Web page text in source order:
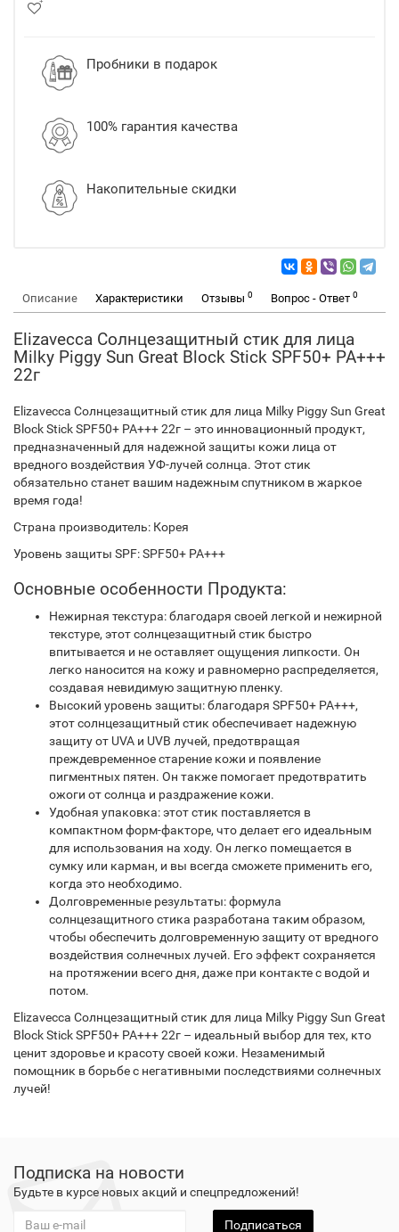
Пробники в подарок
100% гарантия качества
Накопительные скидки
Описание Характеристики Отзывы 0 Вопрос - Ответ 0
Elizavecca Солнцезащитный стик для лица
Milky Piggy Sun Great Block Stick SPF50+ PA+++
22г
Elizavecca Солнцезащитный стик для лица Milky Piggy Sun Great
Block Stick SPF50+ PA+++ 22г – это инновационный продукт,
предназначенный для надежной защиты кожи лица от
вредного воздействия УФ-лучей солнца. Этот стик
обязательно станет вашим надежным спутником в жаркое
время года!
Страна производитель: Корея
Уровень защиты SPF: SPF50+ PA+++
Основные особенности Продукта:
Нежирная текстура: благодаря своей легкой и нежирной
текстуре, этот солнцезащитный стик быстро
впитывается и не оставляет ощущения липкости. Он
легко наносится на кожу и равномерно распределяется,
создавая невидимую защитную пленку.
Высокий уровень защиты: благодаря SPF50+ PA+++,
этот солнцезащитный стик обеспечивает надежную
защиту от UVA и UVB лучей, предотвращая
преждевременное старение кожи и появление
пигментных пятен. Он также помогает предотвратить
ожоги от солнца и раздражение кожи.
Удобная упаковка: этот стик поставляется в
компактном форм-факторе, что делает его идеальным
для использования на ходу. Он легко помещается в
сумку или карман, и вы всегда сможете применить его,
когда это необходимо.
Долговременные результаты: формула
солнцезащитного стика разработана таким образом,
чтобы обеспечить долговременную защиту от вредного
воздействия солнечных лучей. Его эффект сохраняется
на протяжении всего дня, даже при контакте с водой и
потом.
Elizavecca Солнцезащитный стик для лица Milky Piggy Sun Great
Block Stick SPF50+ PA+++ 22г – идеальный выбор для тех, кто
ценит здоровье и красоту своей кожи. Незаменимый
помощник в борьбе с негативными последствиями солнечных
лучей!
Подписка на новости
Будьте в курсе новых акций и спецпредложений!
Подписаться